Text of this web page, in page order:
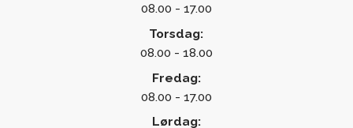
08.00 - 17.00
Torsdag:
08.00 - 18.00
Fredag:
08.00 - 17.00
Lørdag: